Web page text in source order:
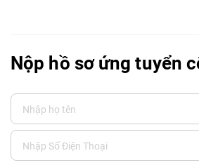
Nộp hồ sơ ứng tuyển